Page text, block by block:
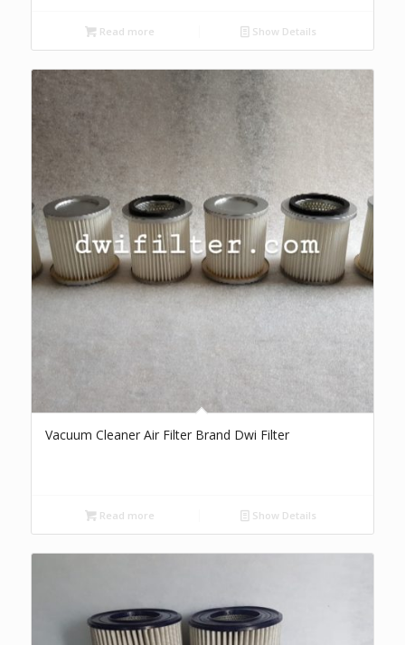
Read more Show Details
Vacuum Cleaner Air Filter Brand Dwi Filter
Read more Show Details